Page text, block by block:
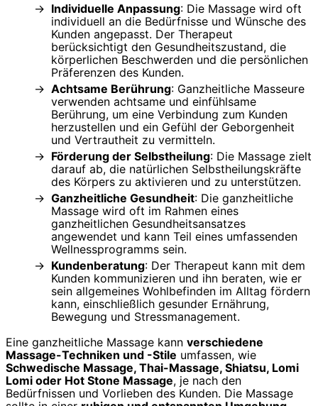
Individuelle Anpassung: Die Massage wird oft
individuell an die Bedürfnisse und Wünsche des
Kunden angepasst. Der Therapeut
berücksichtigt den Gesundheitszustand, die
körperlichen Beschwerden und die persönlichen
Präferenzen des Kunden.
Achtsame Berührung: Ganzheitliche Masseure
verwenden achtsame und einfühlsame
Berührung, um eine Verbindung zum Kunden
herzustellen und ein Gefühl der Geborgenheit
und Vertrautheit zu vermitteln.
Förderung der Selbstheilung: Die Massage zielt
darauf ab, die natürlichen Selbstheilungskräfte
des Körpers zu aktivieren und zu unterstützen.
Ganzheitliche Gesundheit: Die ganzheitliche
Massage wird oft im Rahmen eines
ganzheitlichen Gesundheitsansatzes
angewendet und kann Teil eines umfassenden
Wellnessprogramms sein.
Kundenberatung: Der Therapeut kann mit dem
Kunden kommunizieren und ihn beraten, wie er
sein allgemeines Wohlbefinden im Alltag fördern
kann, einschließlich gesunder Ernährung,
Bewegung und Stressmanagement.
Eine ganzheitliche Massage kann verschiedene
Massage-Techniken und -Stile umfassen, wie
Schwedische Massage, Thai-Massage, Shiatsu, Lomi
Lomi oder Hot Stone Massage, je nach den
Bedürfnissen und Vorlieben des Kunden. Die Massage